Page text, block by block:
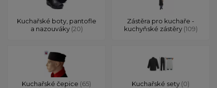
Kuchařské boty, pantofle
a nazouváky (20)
Zástěra pro kuchaře -
kuchyňské zástěry (109)
Kuchařské čepice (65) Kuchařské sety (0)